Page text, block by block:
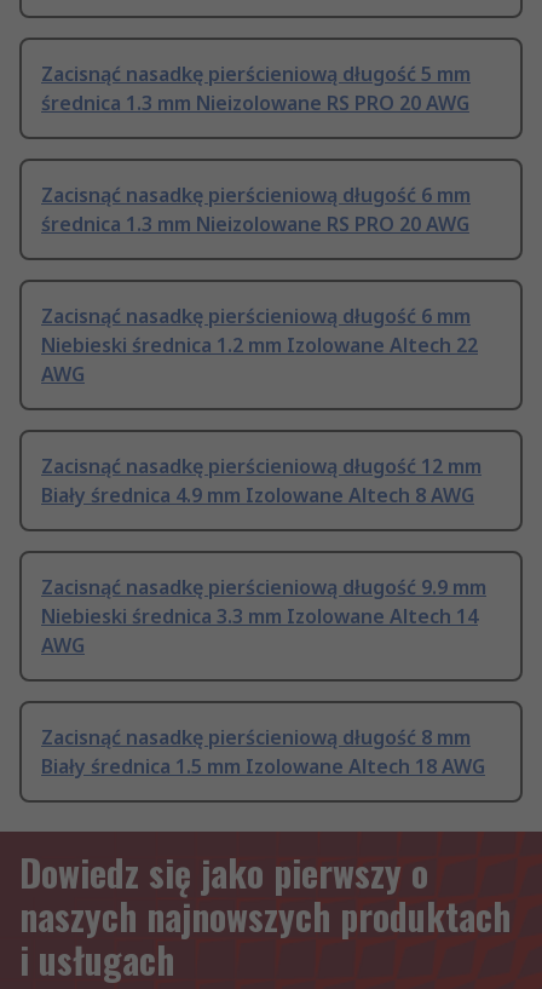
Zacisnąć nasadkę pierścieniową długość 5 mm
średnica 1.3 mm Nieizolowane RS PRO 20 AWG
Zacisnąć nasadkę pierścieniową długość 6 mm
średnica 1.3 mm Nieizolowane RS PRO 20 AWG
Zacisnąć nasadkę pierścieniową długość 6 mm
Niebieski średnica 1.2 mm Izolowane Altech 22
AWG
Zacisnąć nasadkę pierścieniową długość 12 mm
Biały średnica 4.9 mm Izolowane Altech 8 AWG
Zacisnąć nasadkę pierścieniową długość 9.9 mm
Niebieski średnica 3.3 mm Izolowane Altech 14
AWG
Zacisnąć nasadkę pierścieniową długość 8 mm
Biały średnica 1.5 mm Izolowane Altech 18 AWG
Dowiedz się jako pierwszy o
naszych najnowszych produktach
i usługach